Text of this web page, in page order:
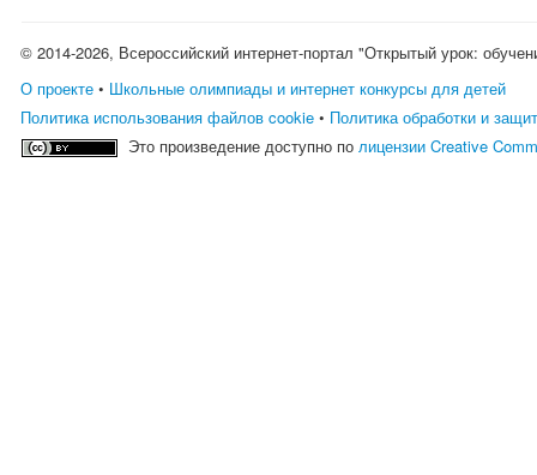
© 2014-2026, Всероссийский интернет-портал "Открытый урок:
О проекте • Школьные олимпиады и интернет конкурсы для детей
Политика использования файлов cookie • Политика обработки и
Это произведение доступно полицензии Creative